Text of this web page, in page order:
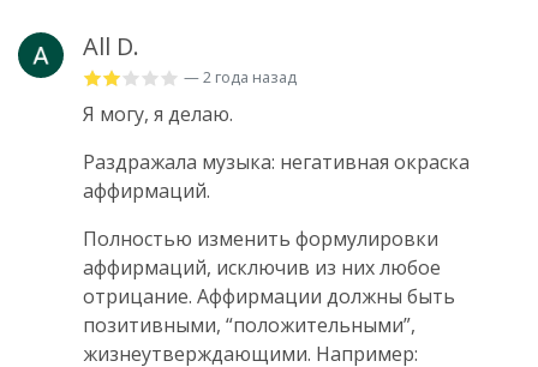
All D.
— 2 года назад
Я могу, я делаю.
Раздражала музыка: негативная окраска
аффирмаций.
Полностью изменить формулировки
аффирмаций, исключив из них любое
отрицание. Аффирмации должны быть
позитивными, “положительными”,
жизнеутверждающими. Например: